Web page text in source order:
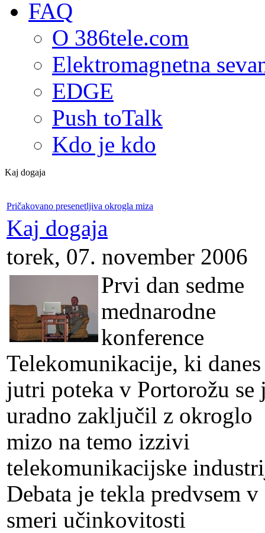
FAQ
O 386tele.com
Elektromagnetna
EDGE
Push toTalk
Kdo je kdo
Kaj dogaja
Pričakovano presenetljiva okrogla miza
Kaj dogaja
torek, 07. november 2006
Prvi dan sedme
mednarodne
konference
Telekomunikacije, ki
jutri poteka v Portorožu se
uradno zaključil z okroglo
mizo na temo izzivi
telekomunikacijske
Debata je tekla predvsem v
smeri učinkovitosti